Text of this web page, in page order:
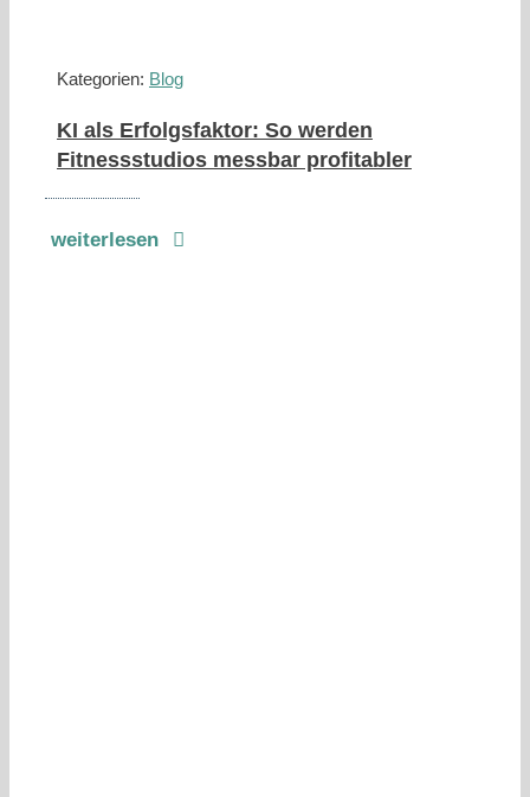
Kategorien: Blog
KI als Erfolgsfaktor: So werden
Fitnessstudios messbar profitabler
weiterlesen